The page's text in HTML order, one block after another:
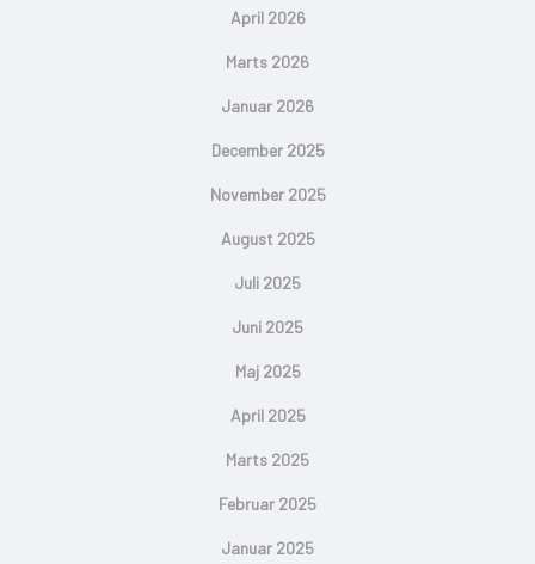
April 2026
Marts 2026
Januar 2026
December 2025
November 2025
August 2025
Juli 2025
Juni 2025
Maj 2025
April 2025
Marts 2025
Februar 2025
Januar 2025